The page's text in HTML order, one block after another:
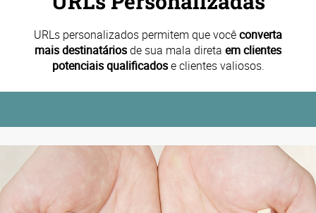
URLs personalizados permitem que vocêconverta
mais destinatáriosde sua mala direta em clientes
potenciais qualificadose clientes valiosos.